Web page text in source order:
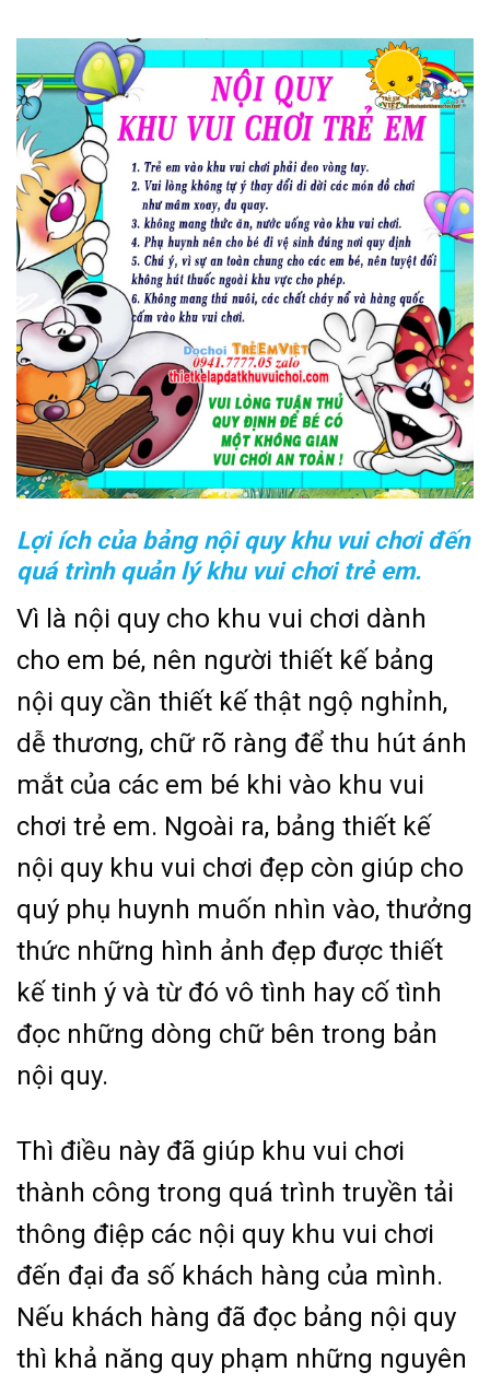
Lợi ích của bảng nội quy khu vui chơi đến
quá trình quản lý khu vui chơi trẻ em.
Vì là nội quy cho khu vui chơi dành
cho em bé, nên người thiết kế bảng
nội quy cần thiết kế thật ngộ nghỉnh,
dễ thương, chữ rõ ràng để thu hút ánh
mắt của các em bé khi vào khu vui
chơi trẻ em. Ngoài ra, bảng thiết kế
nội quy khu vui chơi đẹp còn giúp cho
quý phụ huynh muốn nhìn vào, thưởng
thức những hình ảnh đẹp được thiết
kế tinh ý và từ đó vô tình hay cố tình
đọc những dòng chữ bên trong bản
nội quy.
Thì điều này đã giúp khu vui chơi
thành công trong quá trình truyền tải
thông điệp các nội quy khu vui chơi
đến đại đa số khách hàng của mình.
Nếu khách hàng đã đọc bảng nội quy
thì khả năng quy phạm những nguyên